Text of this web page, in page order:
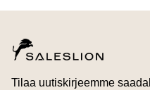
Tilaa uutiskirjeemme